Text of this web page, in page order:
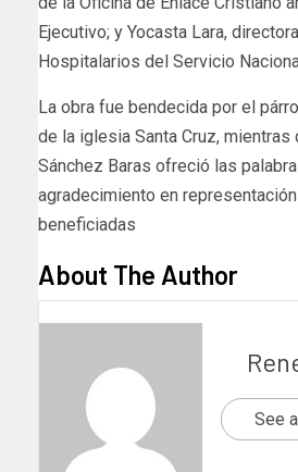
Ejecutivo; y Yocasta Lara,
Hospitalarios del Servicio
La obra fue bendecida por el
de la iglesia Santa Cruz, mientras
Sánchez Baras ofreció las
agradecimiento en
beneficiadas
About The Author
See